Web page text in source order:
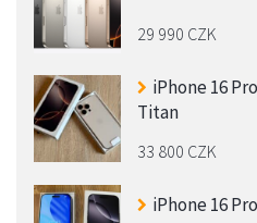
29 990 CZK
iPhone 16
Titan
33 800 CZK
iPhone 16